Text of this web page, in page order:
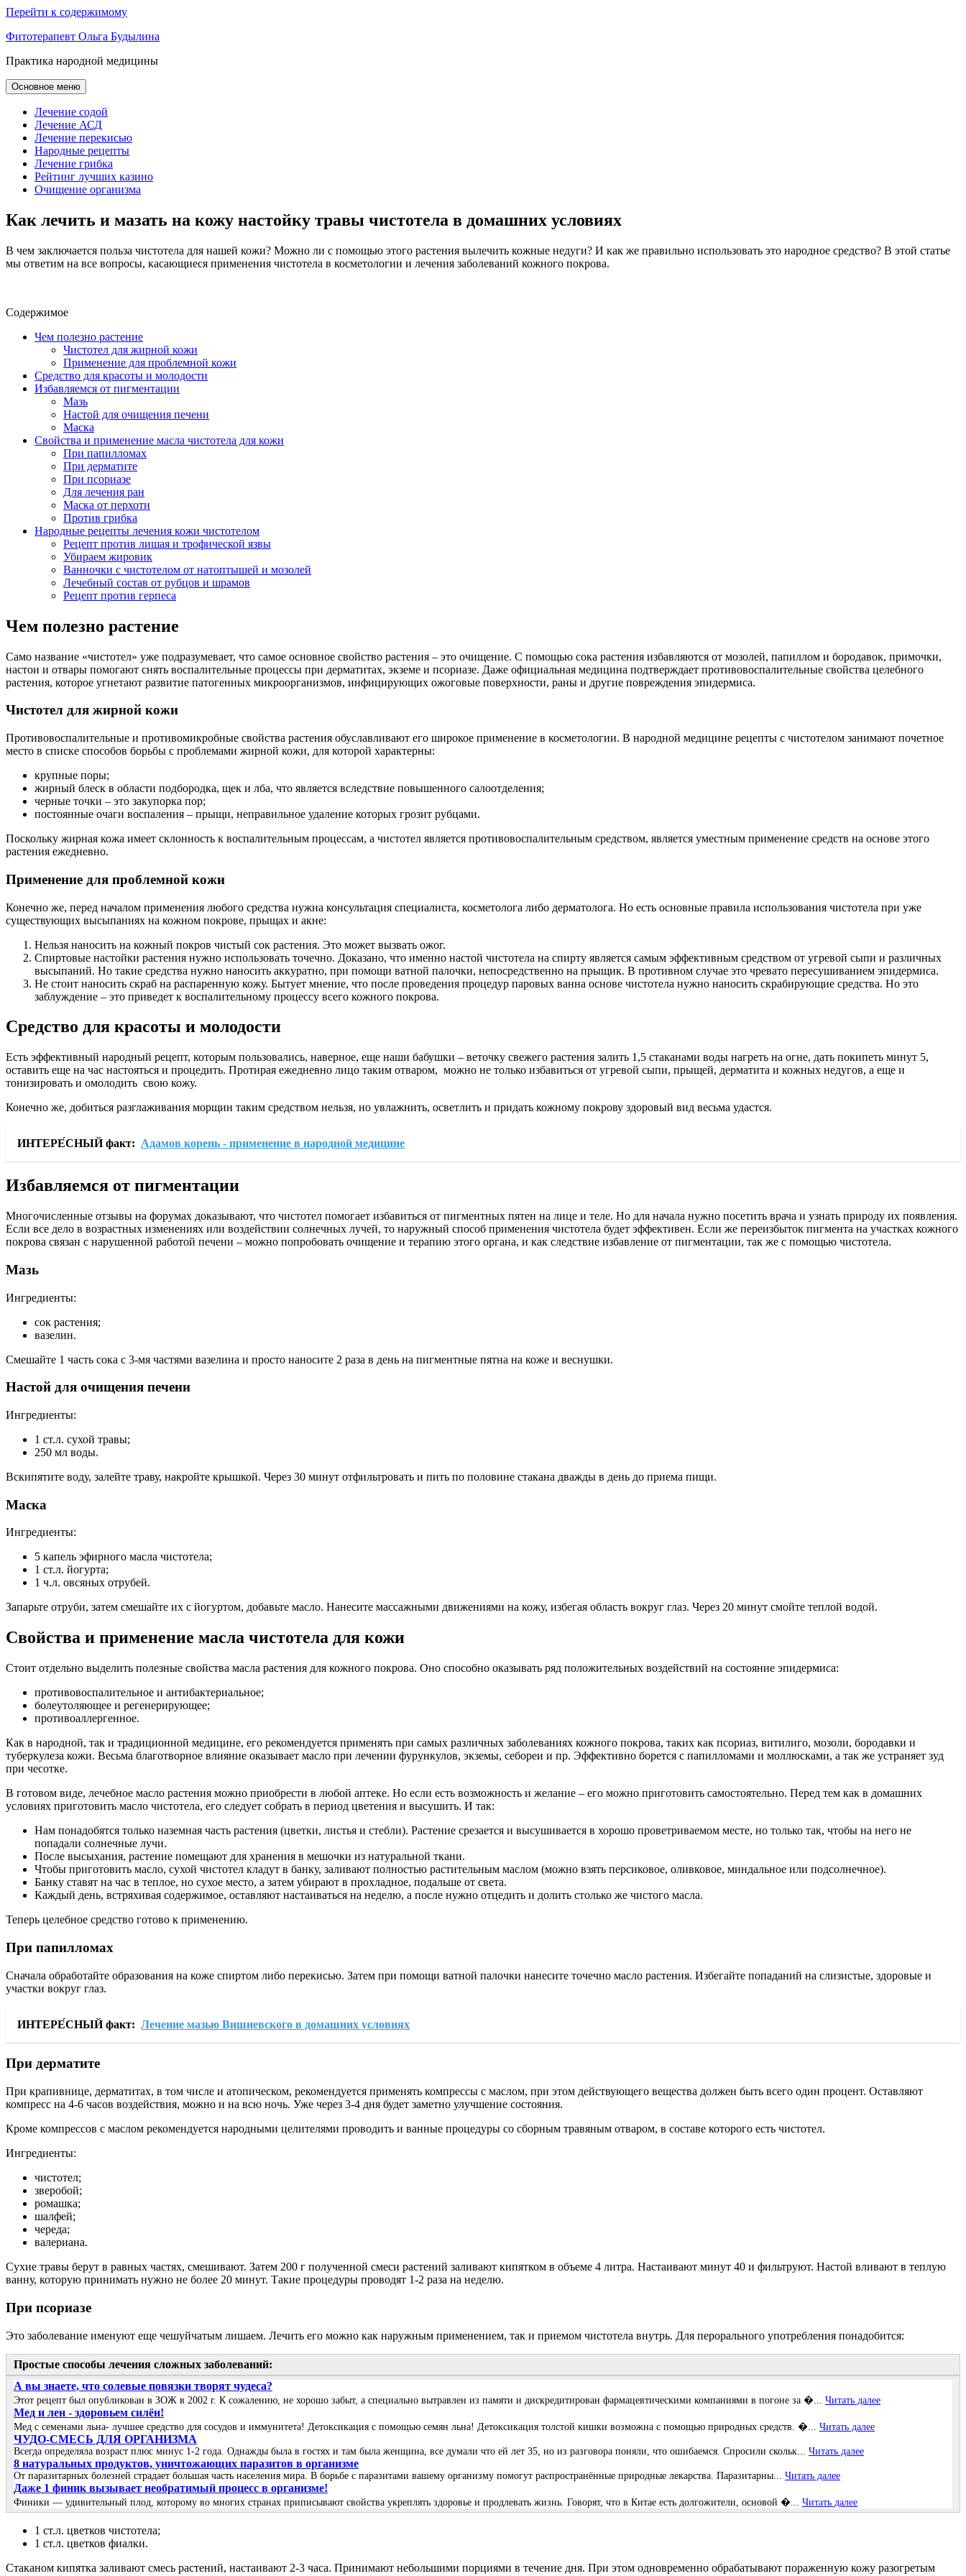
Перейти к содержимому
Фитотерапевт Ольга Будылина
Практика народной медицины
Основное меню
Лечение содой
Лечение АСД
Лечение перекисью
Народные рецепты
Лечение грибка
Рейтинг лучших казино
Очищение организма
Как лечить и мазать на кожу настойку травы чистотела в домашних условиях
В чем заключается польза чистотела для нашей кожи? Можно ли с помощью этого растения вылечить кожные недуги? И как же правильно использовать это народное средство? В этой статье
мы ответим на все вопросы, касающиеся применения чистотела в косметологии и лечения заболеваний кожного покрова.
Содержимое
Чем полезно растение
Чистотел для жирной кожи
Применение для проблемной кожи
Средство для красоты и молодости
Избавляемся от пигментации
Мазь
Настой для очищения печени
Маска
Свойства и применение масла чистотела для кожи
При папилломах
При дерматите
При псориазе
Для лечения ран
Маска от перхоти
Против грибка
Народные рецепты лечения кожи чистотелом
Рецепт против лишая и трофической язвы
Убираем жировик
Ванночки с чистотелом от натоптышей и мозолей
Лечебный состав от рубцов и шрамов
Рецепт против герпеса
Чем полезно растение
Само название «чистотел» уже подразумевает, что самое основное свойство растения – это очищение. С помощью сока растения избавляются от мозолей, папиллом и бородавок, примочки,
настои и отвары помогают снять воспалительные процессы при дерматитах, экземе и псориазе. Даже официальная медицина подтверждает противовоспалительные свойства целебного
растения, которое угнетают развитие патогенных микроорганизмов, инфицирующих ожоговые поверхности, раны и другие повреждения эпидермиса.
Чистотел для жирной кожи
Противовоспалительные и противомикробные свойства растения обуславливают его широкое применение в косметологии. В народной медицине рецепты с чистотелом занимают почетное
место в списке способов борьбы с проблемами жирной кожи, для которой характерны:
крупные поры;
жирный блеск в области подбородка, щек и лба, что является вследствие повышенного салоотделения;
черные точки – это закупорка пор;
постоянные очаги воспаления – прыщи, неправильное удаление которых грозит рубцами.
Поскольку жирная кожа имеет склонность к воспалительным процессам, а чистотел является противовоспалительным средством, является уместным применение средств на основе этого
растения ежедневно.
Применение для проблемной кожи
Конечно же, перед началом применения любого средства нужна консультация специалиста, косметолога либо дерматолога. Но есть основные правила использования чистотела при уже
существующих высыпаниях на кожном покрове, прыщах и акне:
Нельзя наносить на кожный покров чистый сок растения. Это может вызвать ожог.
Спиртовые настойки растения нужно использовать точечно. Доказано, что именно настой чистотела на спирту является самым эффективным средством от угревой сыпи и различных
высыпаний. Но такие средства нужно наносить аккуратно, при помощи ватной палочки, непосредственно на прыщик. В противном случае это чревато пересушиванием эпидермиса.
Не стоит наносить скраб на распаренную кожу. Бытует мнение, что после проведения процедур паровых ванна основе чистотела нужно наносить скрабирующие средства. Но это
заблуждение – это приведет к воспалительному процессу всего кожного покрова.
Средство для красоты и молодости
Есть эффективный народный рецепт, которым пользовались, наверное, еще наши бабушки – веточку свежего растения залить 1,5 стаканами воды нагреть на огне, дать покипеть минут 5,
оставить еще на час настояться и процедить. Протирая ежедневно лицо таким отваром, можно не только избавиться от угревой сыпи, прыщей, дерматита и кожных недугов, а еще и
тонизировать и омолодить свою кожу.
Конечно же, добиться разглаживания морщин таким средством нельзя, но увлажнить, осветлить и придать кожному покрову здоровый вид весьма удастся.
ИНТЕРЕ́СНЫЙ факт: Адамов корень - применение в народной медицине
Избавляемся от пигментации
Многочисленные отзывы на форумах доказывают, что чистотел помогает избавиться от пигментных пятен на лице и теле. Но для начала нужно посетить врача и узнать природу их появления.
Если все дело в возрастных изменениях или воздействии солнечных лучей, то наружный способ применения чистотела будет эффективен. Если же переизбыток пигмента на участках кожного
покрова связан с нарушенной работой печени – можно попробовать очищение и терапию этого органа, и как следствие избавление от пигментации, так же с помощью чистотела.
Мазь
Ингредиенты:
сок растения;
вазелин.
Смешайте 1 часть сока с 3-мя частями вазелина и просто наносите 2 раза в день на пигментные пятна на коже и веснушки.
Настой для очищения печени
Ингредиенты:
1 ст.л. сухой травы;
250 мл воды.
Вскипятите воду, залейте траву, накройте крышкой. Через 30 минут отфильтровать и пить по половине стакана дважды в день до приема пищи.
Маска
Ингредиенты:
5 капель эфирного масла чистотела;
1 ст.л. йогурта;
1 ч.л. овсяных отрубей.
Запарьте отруби, затем смешайте их с йогуртом, добавьте масло. Нанесите массажными движениями на кожу, избегая область вокруг глаз. Через 20 минут смойте теплой водой.
Свойства и применение масла чистотела для кожи
Стоит отдельно выделить полезные свойства масла растения для кожного покрова. Оно способно оказывать ряд положительных воздействий на состояние эпидермиса:
противовоспалительное и антибактериальное;
болеутоляющее и регенерирующее;
противоаллергенное.
Как в народной, так и традиционной медицине, его рекомендуется применять при самых различных заболеваниях кожного покрова, таких как псориаз, витилиго, мозоли, бородавки и
туберкулеза кожи. Весьма благотворное влияние оказывает масло при лечении фурункулов, экземы, себореи и пр. Эффективно борется с папилломами и моллюсками, а так же устраняет зуд
при чесотке.
В готовом виде, лечебное масло растения можно приобрести в любой аптеке. Но если есть возможность и желание – его можно приготовить самостоятельно. Перед тем как в домашних
условиях приготовить масло чистотела, его следует собрать в период цветения и высушить. И так:
Нам понадобятся только наземная часть растения (цветки, листья и стебли). Растение срезается и высушивается в хорошо проветриваемом месте, но только так, чтобы на него не
попадали солнечные лучи.
После высыхания, растение помещают для хранения в мешочки из натуральной ткани.
Чтобы приготовить масло, сухой чистотел кладут в банку, заливают полностью растительным маслом (можно взять персиковое, оливковое, миндальное или подсолнечное).
Банку ставят на час в теплое, но сухое место, а затем убирают в прохладное, подальше от света.
Каждый день, встряхивая содержимое, оставляют настаиваться на неделю, а после нужно отцедить и долить столько же чистого масла.
Теперь целебное средство готово к применению.
При папилломах
Сначала обработайте образования на коже спиртом либо перекисью. Затем при помощи ватной палочки нанесите точечно масло растения. Избегайте попаданий на слизистые, здоровые и
участки вокруг глаз.
ИНТЕРЕ́СНЫЙ факт: Лечение мазью Вишневского в домашних условиях
При дерматите
При крапивнице, дерматитах, в том числе и атопическом, рекомендуется применять компрессы с маслом, при этом действующего вещества должен быть всего один процент. Оставляют
компресс на 4-6 часов воздействия, можно и на всю ночь. Уже через 3-4 дня будет заметно улучшение состояния.
Кроме компрессов с маслом рекомендуется народными целителями проводить и ванные процедуры со сборным травяным отваром, в составе которого есть чистотел.
Ингредиенты:
чистотел;
зверобой;
ромашка;
шалфей;
череда;
валериана.
Сухие травы берут в равных частях, смешивают. Затем 200 г полученной смеси растений заливают кипятком в объеме 4 литра. Настаивают минут 40 и фильтруют. Настой вливают в теплую
ванну, которую принимать нужно не более 20 минут. Такие процедуры проводят 1-2 раза на неделю.
При псориазе
Это заболевание именуют еще чешуйчатым лишаем. Лечить его можно как наружным применением, так и приемом чистотела внутрь. Для перорального употребления понадобится:
Простые способы лечения сложных заболеваний:
А вы знаете, что солевые повязки творят чудеса?
Этот рецепт был опубликован в ЗОЖ в 2002 г. К сожалению, не хорошо забыт, а специально вытравлен из памяти и дискредитирован фармацевтическими компаниями в погоне за �... Читать далее
Мед и лен - здоровьем силён!
Мед с семенами льна- лучшее средство для сосудов и иммунитета! Детоксикация с помощью семян льна! Детоксикация толстой кишки возможна с помощью природных средств. �... Читать далее
ЧУДО-СМЕСЬ ДЛЯ ОРГАНИЗМА
Всегда определяла возраст плюс минус 1-2 года. Однажды была в гостях и там была женщина, все думали что ей лет 35, но из разговора поняли, что ошибаемся. Спросили скольк... Читать далее
8 натуральных продуктов, уничтожающих паразитов в организме
От паразитарных болезней страдает большая часть населения мира. В борьбе с паразитами вашему организму помогут распространённые природные лекарства. Паразитарны... Читать далее
Даже 1 финик вызывает необратимый процесс в организме!
Финики — удивительный плод, которому во многих странах приписывают свойства укреплять здоровье и продлевать жизнь. Говорят, что в Китае есть долгожители, основой �... Читать далее
1 ст.л. цветков чистотела;
1 ст.л. цветков фиалки.
Стаканом кипятка заливают смесь растений, настаивают 2-3 часа. Принимают небольшими порциями в течение дня. При этом одновременно обрабатывают пораженную кожу разогретым